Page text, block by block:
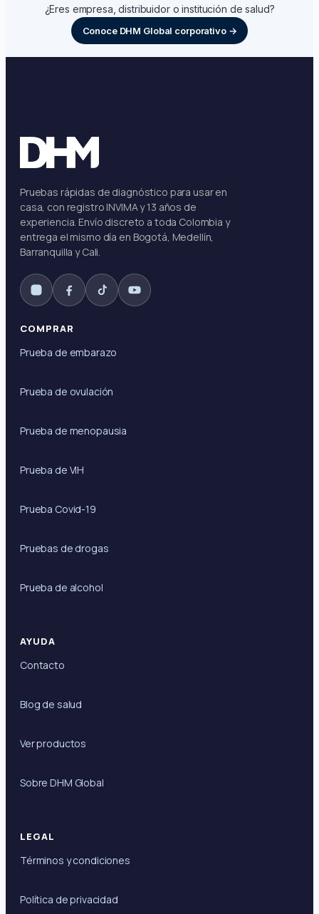
¿Eres empresa, distribuidor o institución de salud?
Conoce DHM Global corporativo →
Pruebas rápidas de diagnóstico para usar en
casa, con registro INVIMA y 13 años de
experiencia. Envío discreto a toda Colombia y
entrega el mismo día en Bogotá, Medellín,
Barranquilla y Cali.
COMPRAR
Prueba de embarazo
Prueba de ovulación
Prueba de menopausia
Prueba de VIH
Prueba Covid-19
Pruebas de drogas
Prueba de alcohol
AYUDA
Contacto
Blog de salud
Ver productos
Sobre DHM Global
LEGAL
Términos y condiciones
Política de privacidad